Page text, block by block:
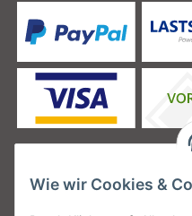
Unsere Versanddienstleister
Wie wir Cookies &